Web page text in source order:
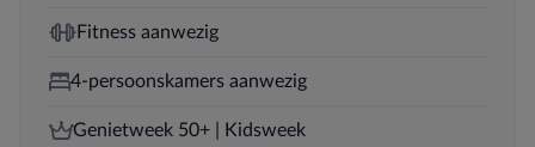
Fitness aanwezig
4-persoonskamers aanwezig
Genietweek 50+ | Kidsweek